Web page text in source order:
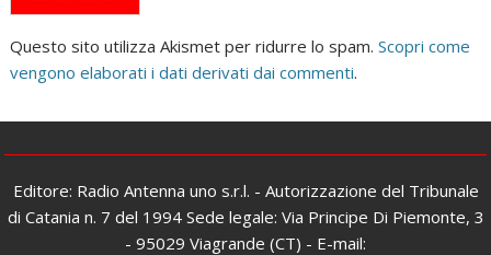
Questo sito utilizza Akismet per ridurre lo spam.Scopri come
vengono elaborati i dati derivati dai commenti.
Editore: Radio Antenna uno s.r.l. - Autorizzazione del Tribunale
di Catania n. 7 del 1994 Sede legale: Via Principe Di Piemonte, 3
- 95029 Viagrande (CT) - E-mail: